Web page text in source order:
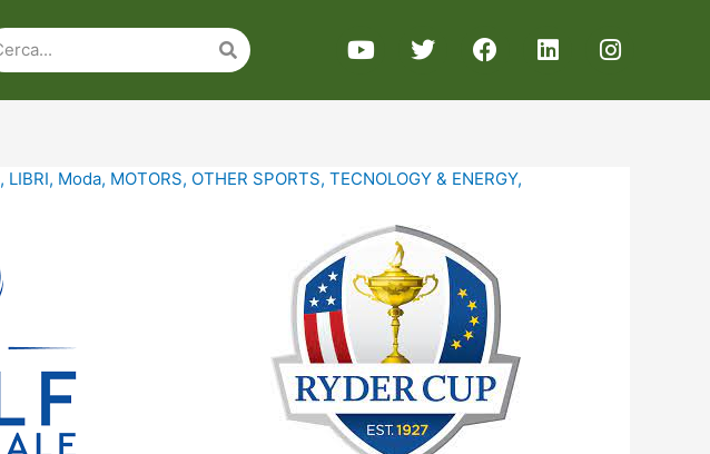
, LIBRI, Moda, MOTORS, OTHER SPORTS, TECNOLOGY & ENERGY,